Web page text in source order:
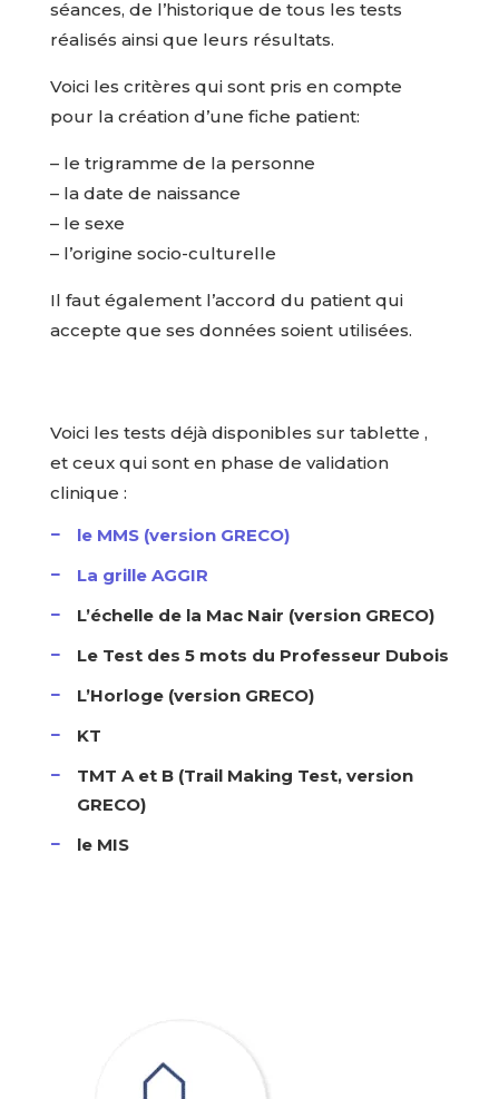
séances, de l’historique de tous les tests
réalisés ainsi que leurs résultats.
Voici les critères qui sont pris en compte
pour la création d’une fiche patient:
– le trigramme de la personne
– la date de naissance
– le sexe
– l’origine socio-culturelle
Il faut également l’accord du patient qui
accepte que ses données soient utilisées.
Voici les tests déjà disponibles sur tablette ,
et ceux qui sont en phase de validation
clinique :
le MMS (version GRECO)
La grille AGGIR
L’échelle de la Mac Nair (version GRECO)
Le Test des 5 mots du Professeur Dubois
L’Horloge (version GRECO)
KT
TMT A et B (Trail Making Test, version
GRECO)
le MIS